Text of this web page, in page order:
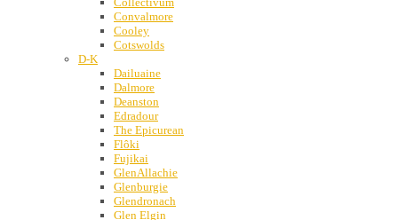
Convalmore
Cooley
Cotswolds
D-K
Dailuaine
Dalmore
Deanston
Edradour
The Epicurean
Flôki
Fujikai
GlenAllachie
Glenburgie
Glendronach
Glen Elgin